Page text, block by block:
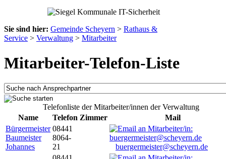
Sie sind hier: Gemeinde Scheyern > Rathaus &
Service > Verwaltung > Mitarbeiter
Mitarbeiter-Telefon-Liste
Telefonliste der Mitarbeiter/innen der Verwaltung
Name
Telefon Zimmer
Mail
Bürgermeister
Baumeister
Johannes
08441
8064-
21
buergermeister@scheyern.de